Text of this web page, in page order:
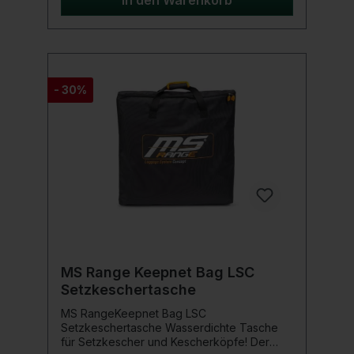
Tragekomfort.Produktdetails: Maße: 60 x 55
- 30%
MS Range Keepnet Bag LSC
Setzkeschertasche
MS RangeKeepnet Bag LSC
Setzkeschertasche Wasserdichte Tasche
für Setzkescher und Kescherköpfe! Der